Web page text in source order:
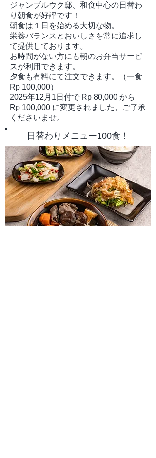
ジャンブルウク邸、和食中心の日替わ
り朝食が好評です！
朝食は１日を始める大切な物。
栄養バランスとおいしさを常に追求し
て提供しております。
お時間がない方にも朝のお弁当サービ
スが利用できます。
夕食も有料にて注文できます。（一食
Rp 100,000）
2025年12月1日付で Rp 80,000 から
Rp 100,000 に変更されました。ご了承
くださいませ。
​日替わりメニュー100食！